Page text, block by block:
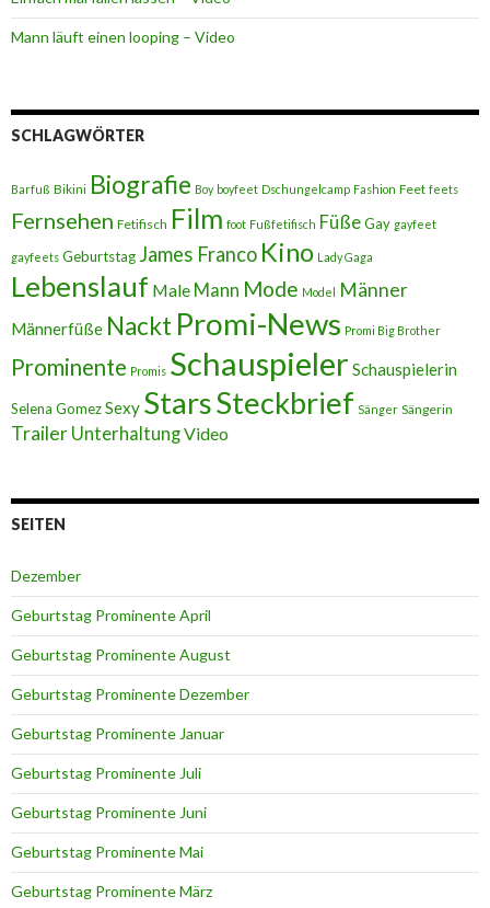
Mann läuft einen looping – Video
SCHLAGWÖRTER
Barfuß Bikini Biografie Boy boyfeet Dschungelcamp Fashion Feet feets
Fernsehen Fetifisch Film foot Fußfetifisch FüßeGay gayfeet
gayfeets Geburtstag James Franco Kino Lady Gaga
Lebenslauf Male Mann Mode Model Männer
Männerfüße Nackt Promi-News Promi Big Brother
Prominente Promis Schauspieler Schauspielerin
Selena GomezSexy StarsSteckbrief Sänger Sängerin
Trailer UnterhaltungVideo
SEITEN
Dezember
Geburtstag Prominente April
Geburtstag Prominente August
Geburtstag Prominente Dezember
Geburtstag Prominente Januar
Geburtstag Prominente Juli
Geburtstag Prominente Juni
Geburtstag Prominente Mai
Geburtstag Prominente März